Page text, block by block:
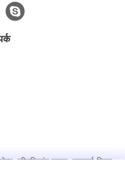
जीउजियांग टाउन, नानहाई जिला,